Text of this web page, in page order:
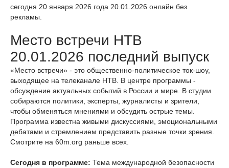
сегодня 20 января 2026 года 20.01.2026 онлайн без
рекламы.
Место встречи НТВ
20.01.2026 последний выпуск
«Место встречи» - это общественно-политическое ток-шоу,
выходящее на телеканале НТВ. В центре программы -
обсуждение актуальных событий в России и мире. В студии
собираются политики, эксперты, журналисты и зрители,
чтобы обменяться мнениями и обсудить острые темы.
Программа известна живыми дискуссиями, эмоциональными
дебатами и стремлением представить разные точки зрения.
Смотрите на 60m.org раньше всех.
Сегодня в программе: Тема международной безопасности